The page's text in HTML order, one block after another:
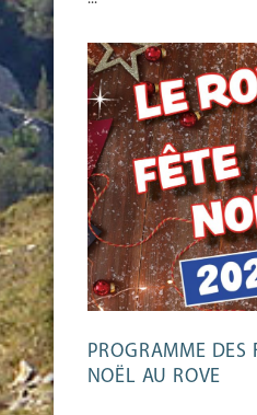
PROGRAMME DES
NOËL AU ROVE